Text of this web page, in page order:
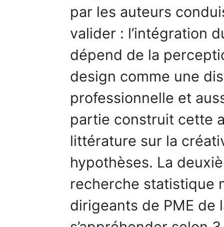
par les auteurs
valider : l’intégration
dépend de la
design comme une
professionnelle et
partie construit cette
littérature sur la
hypothèses. La
recherche statistique
dirigeants de PME de